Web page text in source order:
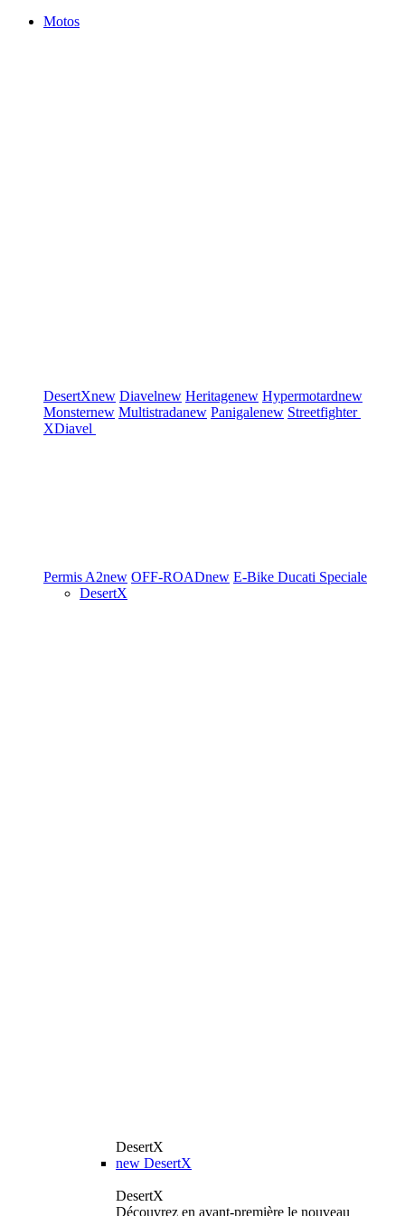
Motos
DesertXnew Diavelnew Heritagenew Hypermotardnew
Monsternew Multistradanew Panigalenew Streetfighter
XDiavel
Permis A2new OFF-ROADnew E-Bike Ducati Speciale
DesertX
DesertX
new DesertX
DesertX
Découvrez en avant-première le nouveau